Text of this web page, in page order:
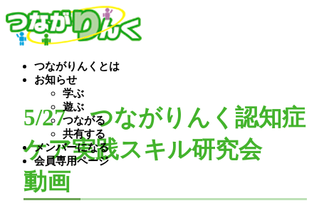
つながりんくとは
お知らせ
学ぶ
遊ぶ
つながる
共有する
メンバーになる
会員専用ページ
5/27 つながりんく認知症
ケア実践スキル研究会
動画